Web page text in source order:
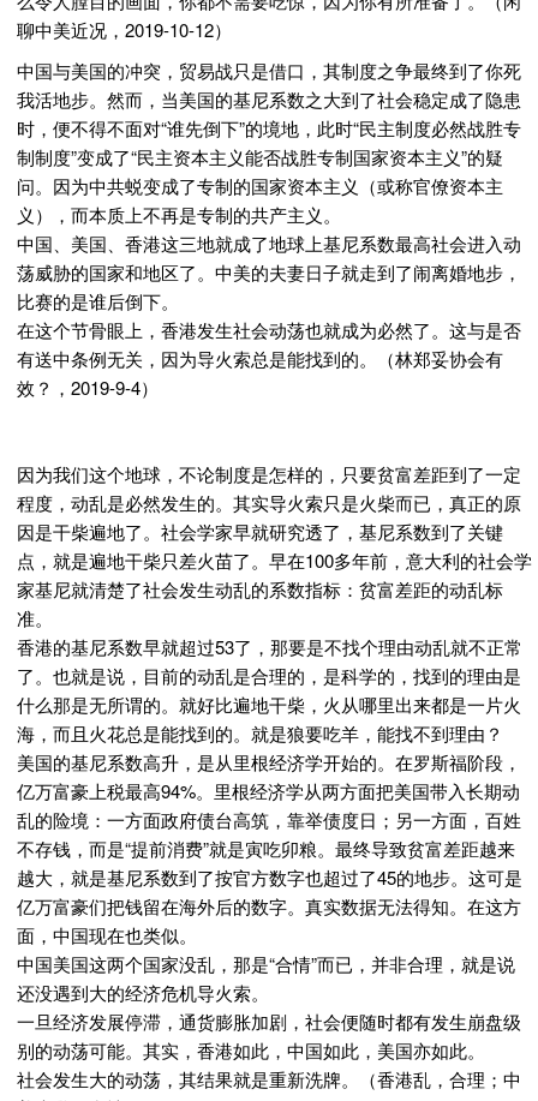
聊中美近况，2019-10-12）
中国与美国的冲突，贸易战只是借口，其制度之争最终到了你死
我活地步。然而，当美国的基尼系数之大到了社会稳定成了隐患
时，便不得不面对“谁先倒下”的境地，此时“民主制度必然战胜专
制制度”变成了“民主资本主义能否战胜专制国家资本主义”的疑
问。因为中共蜕变成了专制的国家资本主义（或称官僚资本主
义），而本质上不再是专制的共产主义。
中国、美国、香港这三地就成了地球上基尼系数最高社会进入动
荡威胁的国家和地区了。中美的夫妻日子就走到了闹离婚地步，
比赛的是谁后倒下。
在这个节骨眼上，香港发生社会动荡也就成为必然了。这与是否
有送中条例无关，因为导火索总是能找到的。（林郑妥协会有
效？，2019-9-4）
因为我们这个地球，不论制度是怎样的，只要贫富差距到了一定
程度，动乱是必然发生的。其实导火索只是火柴而已，真正的原
因是干柴遍地了。社会学家早就研究透了，基尼系数到了关键
点，就是遍地干柴只差火苗了。早在100多年前，意大利的社会学
家基尼就清楚了社会发生动乱的系数指标：贫富差距的动乱标
准。
香港的基尼系数早就超过53了，那要是不找个理由动乱就不正常
了。也就是说，目前的动乱是合理的，是科学的，找到的理由是
什么那是无所谓的。就好比遍地干柴，火从哪里出来都是一片火
海，而且火花总是能找到的。就是狼要吃羊，能找不到理由？
美国的基尼系数高升，是从里根经济学开始的。在罗斯福阶段，
亿万富豪上税最高94%。里根经济学从两方面把美国带入长期动
乱的险境：一方面政府债台高筑，靠举债度日；另一方面，百姓
不存钱，而是“提前消费”就是寅吃卯粮。最终导致贫富差距越来
越大，就是基尼系数到了按官方数字也超过了45的地步。这可是
亿万富豪们把钱留在海外后的数字。真实数据无法得知。在这方
面，中国现在也类似。
中国美国这两个国家没乱，那是“合情”而已，并非合理，就是说
还没遇到大的经济危机导火索。
一旦经济发展停滞，通货膨胀加剧，社会便随时都有发生崩盘级
别的动荡可能。其实，香港如此，中国如此，美国亦如此。
社会发生大的动荡，其结果就是重新洗牌。（香港乱，合理；中